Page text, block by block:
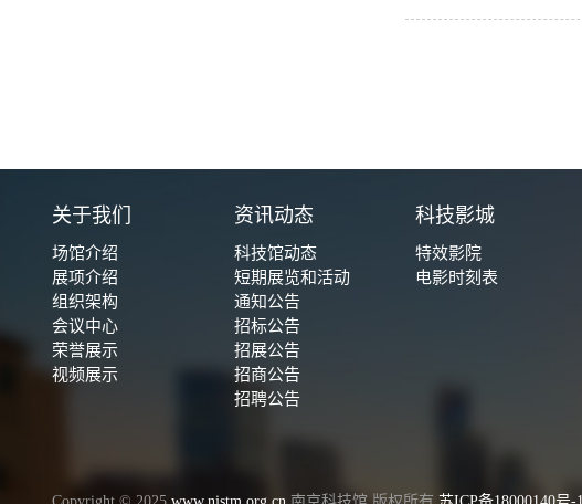
关于我们
场馆介绍
展项介绍
组织架构
会议中心
荣誉展示
视频展示
资讯动态
科技馆动态
短期展览和活动
通知公告
招标公告
招展公告
招商公告
招聘公告
科技影城
特效影院
电影时刻表